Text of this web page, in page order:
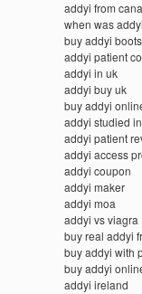
addyi from
when was
buy addyi boots
addyi patient
addyi in uk
addyi buy uk
buy addyi
addyi studied
addyi patient
addyi access
addyi coupon
addyi maker
addyi moa
addyi vs viagra
buy real addyi
buy addyi with
buy addyi
addyi ireland